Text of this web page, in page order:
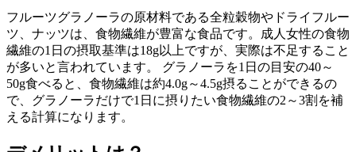
フルーツグラノーラの原材料である全粒穀物やドライフルー
ツ、ナッツは、食物繊維が豊富な食品です。成人女性の食物
繊維の1日の摂取基準は18g以上ですが、実際は不足すること
が多いと言われています。 グラノーラを1日の目安の40～
50g食べると、食物繊維は約4.0g～4.5g摂ることができるの
で、グラノーラだけで1日に摂りたい食物繊維の2～3割を補
える計算になります。